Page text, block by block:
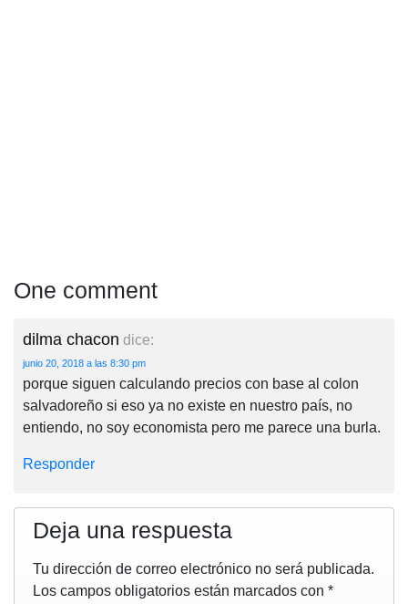
One comment
dilma chacon dice:
junio 20, 2018 a las 8:30 pm
porque siguen calculando precios con base al colon
salvadoreño si eso ya no existe en nuestro país, no
entiendo, no soy economista pero me parece una burla.
Responder
Deja una respuesta
Tu dirección de correo electrónico no será publicada.
Los campos obligatorios están marcados con *